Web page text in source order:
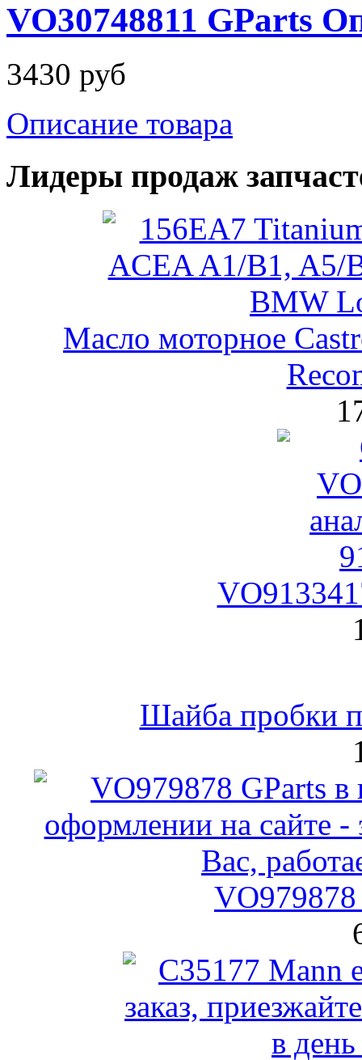
VO30748811 GParts
3430 руб
Описание товара
Лидеры продаж
Масло моторное
Шайба пробки
VO979878